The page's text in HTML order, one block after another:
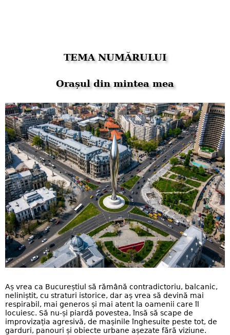
TEMA NUMĂRULUI
Orașul din mintea mea
Aș vrea ca Bucureștiul să rămână contradictoriu, balcanic,
neliniștit, cu straturi istorice, dar aș vrea să devină mai
respirabil, mai generos și mai atent la oamenii care îl
locuiesc. Să nu-și piardă povestea, însă să scape de
improvizația agresivă, de mașinile înghesuite peste tot, de
garduri, panouri și obiecte urbane așezate fără viziune.